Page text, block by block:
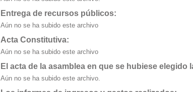
Entrega de recursos públicos:
Aún no se ha subido este archivo
Acta Constitutiva:
Aún no se ha subido este archivo
El acta de la asamblea en que se hubiese elegido
Aún no se ha subido este archivo.